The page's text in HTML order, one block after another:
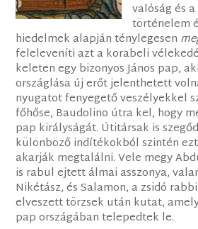
valóság és
történelem
hiedelmek alapján ténylegesen
feleleveníti azt a korabeli
keleten egy bizonyos János pap,
országlása új erőt jelenthetett
nyugatot fenyegető veszélyekkel
főhőse, Baudolino útra kel, hogy
pap királyságát. Útitársak is
különböző indítékokból szintén
akarják megtalálni. Vele megy
is rabul ejtett álmai asszonya,
Nikétász, és Salamon, a zsidó
elveszett törzsek után kutat,
pap országában telepedtek le.